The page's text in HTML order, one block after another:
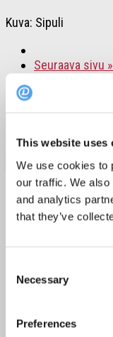
This website uses
We use cookies to
our traffic. We
and analytics
that they’ve
Selection
Necessary
Preferences
Kuva: Sipuli
Seuraava sivu »
Popular